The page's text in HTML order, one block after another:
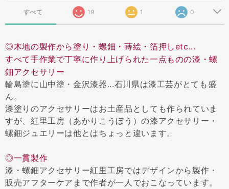
すべて 19 1 0
◎木地の製作から塗り・螺鈿・蒔絵・箔押しetc...
すべて手作業で丁寧に作り上げられた一点ものの漆・螺
鈿アクセサリー
輪島塗に山中塗・金沢漆器...石川県は漆工芸がとても盛
ん。
漆塗りのアクセサリーはお土産品としても作られていま
すが、紅里工房（あかりこうぼう）の漆アクセサリー・
螺鈿ジュエリーは他とはちょっと違います。
◎一貫製作
漆・螺鈿アクセサリー紅里工房ではデザインから製作・
販売アフターケアまで作者が一人でおこなっています。